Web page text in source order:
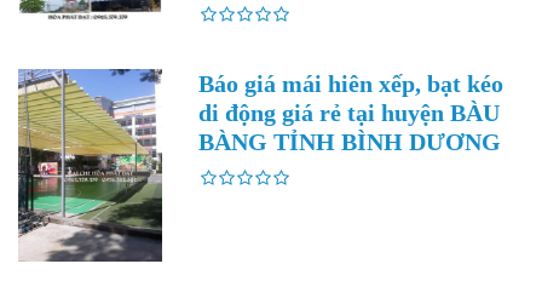
Báo giá mái hiên xếp, bạt kéo
di động giá rẻ tại huyện BÀU
BÀNG TỈNH BÌNH DƯƠNG